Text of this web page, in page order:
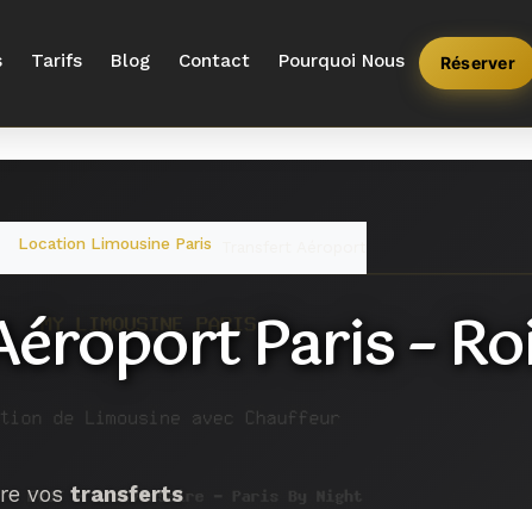
Tarifs Blog Contact Pourquoi Nous Réserver
Location Limousine Paris
Paris –
vos transferts